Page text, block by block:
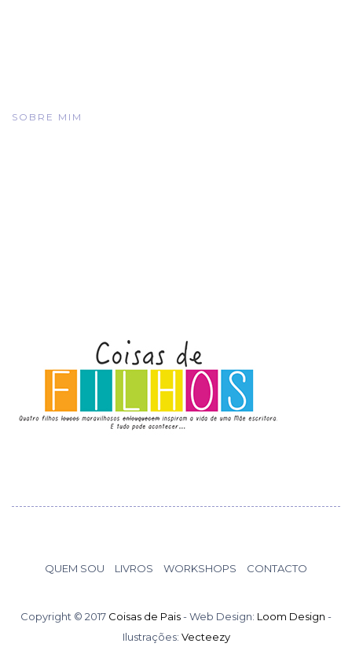
SOBRE MIM
QUEM SOU LIVROS WORKSHOPS CONTACTO
Copyright © 2017 Coisas de Pais- Web Design: Loom Design -
Ilustrações: Vecteezy